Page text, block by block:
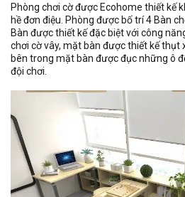
Phòng chơi cờ được Ecohome thiết kế
hề đơn điệu. Phòng được bố trí 4 Bàn
Bàn được thiết kế đặc biệt với công
chơi cờ vây, mặt bàn được thiết kế thụt
bên trong mặt bàn được đục những ô
đội chơi.